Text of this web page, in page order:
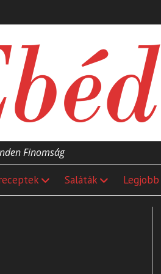
Finomság
Saláták